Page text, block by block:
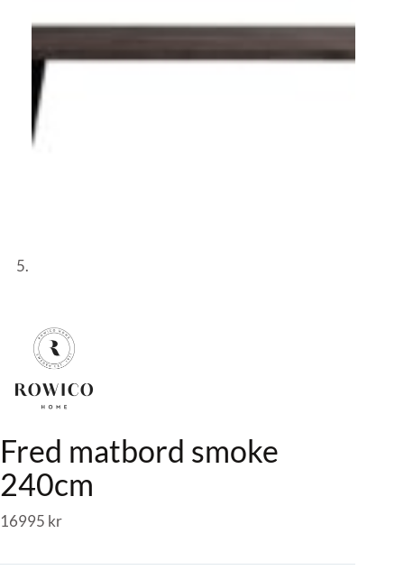
Fred matbord smoke
240cm
16995 kr